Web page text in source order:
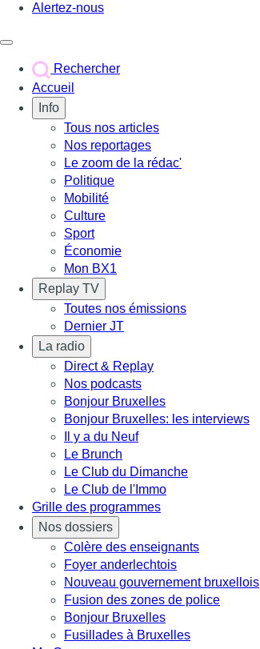
Alertez-nous
Rechercher
Accueil
Info
Tous nos articles
Nos reportages
Le zoom de la rédac'
Politique
Mobilité
Culture
Sport
Économie
Mon BX1
Replay TV
Toutes nos émissions
Dernier JT
La radio
Direct & Replay
Nos podcasts
Bonjour Bruxelles
Bonjour Bruxelles: les interviews
Il y a du Neuf
Le Brunch
Le Club du Dimanche
Le Club de l'Immo
Grille des programmes
Nos dossiers
Colère des enseignants
Foyer anderlechtois
Nouveau gouvernement bruxellois
Fusion des zones de police
Bonjour Bruxelles
Fusillades à Bruxelles